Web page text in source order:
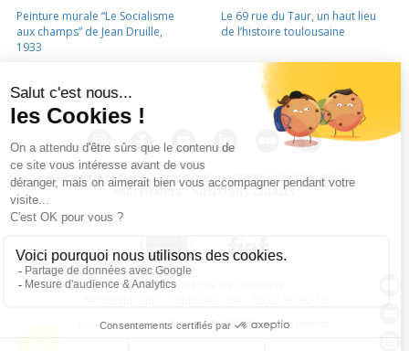
Peinture murale “Le Socialisme
aux champs” de Jean Druille,
1933
Le 69 rue du Taur, un haut lieu
de l’histoire toulousaine
LA CINÉMATHÈQUE CONTACTS · LETTRE D'INFORMATION
PARTENAIRES · MENTIONS LÉGALES
La Cinémathèque de Toulouse
La Cinémathèque de Toulouse © 2015. Tous droits réservés.